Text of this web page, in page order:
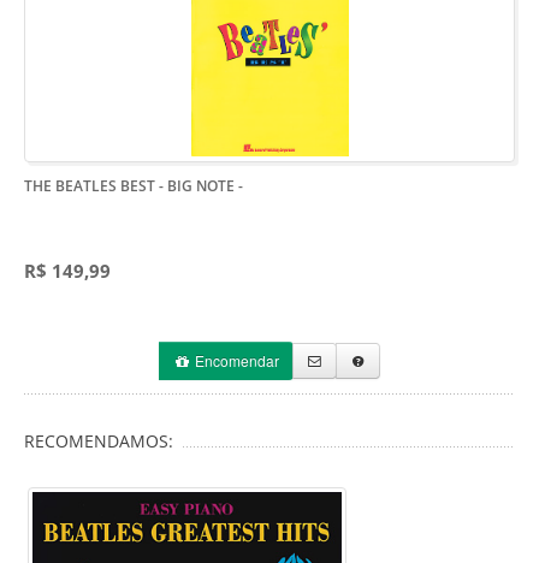
THE BEATLES BEST - BIG NOTE -
R$ 149,99
Encomendar
RECOMENDAMOS: